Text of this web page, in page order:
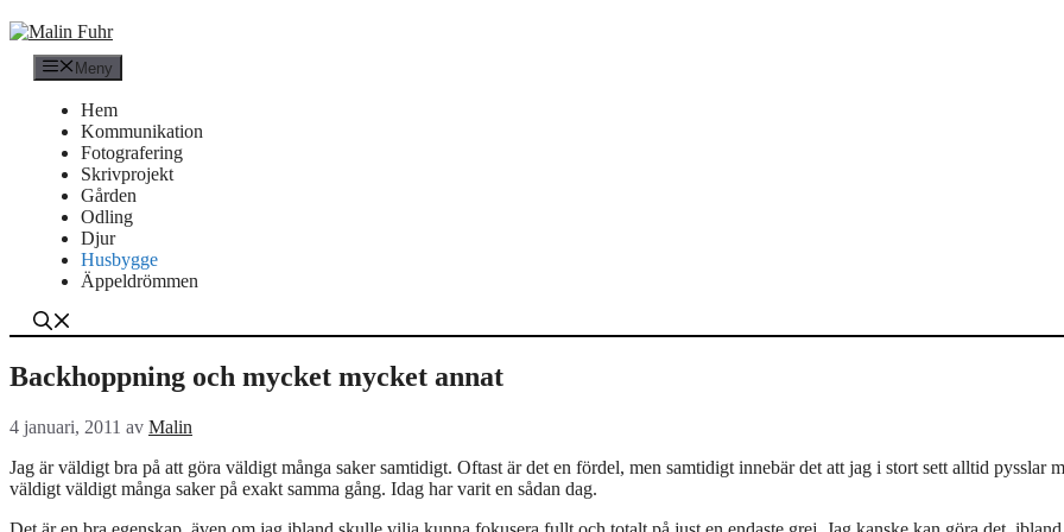
Hoppa
till
innehåll Meny
Hem
Kommunikation
Fotografering
Skrivprojekt
Gården
Odling
Djur
Husbygge
Äppeldrömmen
Backhoppning och mycket mycket annat
4 januari, 2011 av Malin
Jag är väldigt bra på att göra väldigt många saker samtidigt. Oftast är det en fördel, men samtidigt innebär det att jag i stort sett alltid pysslar
väldigt väldigt många saker på exakt samma gång. Idag har varit en sådan dag.